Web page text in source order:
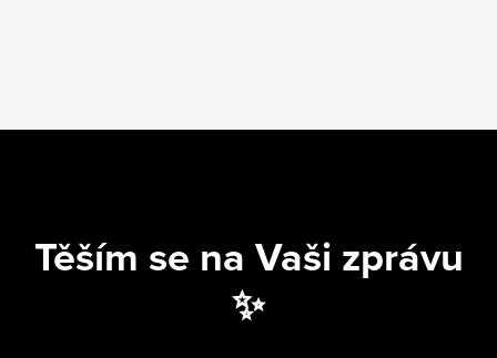
Těším se na Vaši zprávu
✨